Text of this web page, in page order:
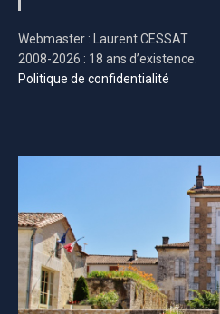
Webmaster : Laurent CESSAT
2008-2026 : 18 ans d’existence.
Politique de confidentialité